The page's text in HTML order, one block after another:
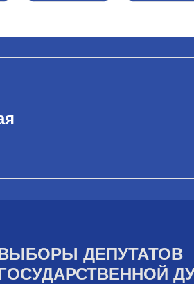
ДЕПУТАТОВ